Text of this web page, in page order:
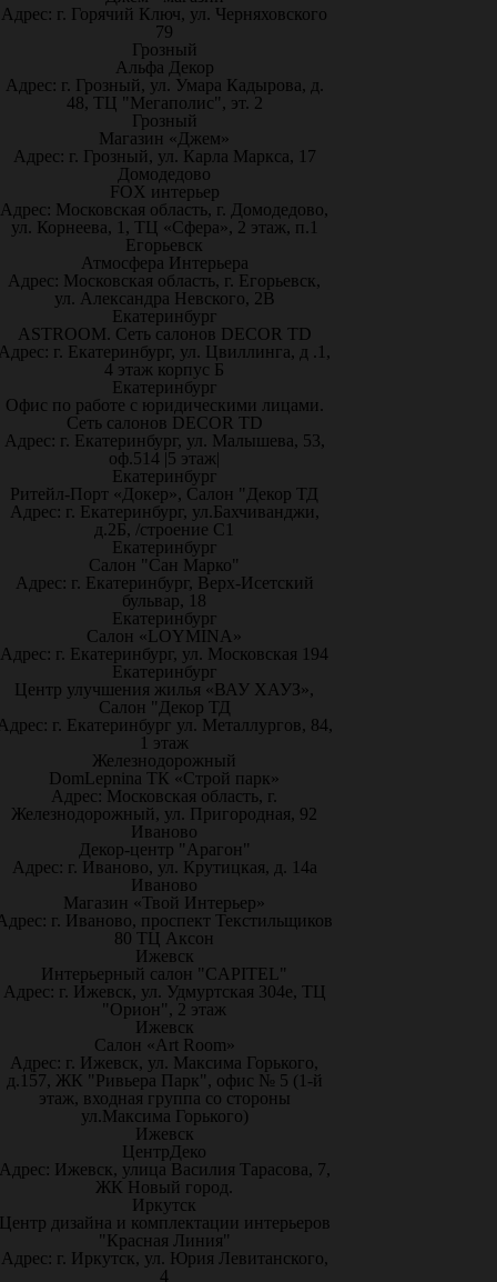
Адрес: г. Горячий Ключ, ул. Черняховского
79
Грозный
Альфа Декор
Адрес: г. Грозный, ул. Умара Кадырова, д.
48, ТЦ "Мегаполис", эт. 2
Грозный
Магазин «Джем»
Адрес: г. Грозный, ул. Карла Маркса, 17
Домодедово
FOX интерьер
Адрес: Московская область, г. Домодедово,
ул. Корнеева, 1, ТЦ «Сфера», 2 этаж, п.1
Егорьевск
Атмосфера Интерьера
Адрес: Московская область, г. Егорьевск,
ул. Александра Невского, 2В
Екатеринбург
ASTROOM. Сеть салонов DECOR TD
г. Екатеринбург, ул. Цвиллинга, д .1,
4 этаж корпус Б
Екатеринбург
Офис по работе с юридическими лицами.
Сеть салонов DECOR TD
Адрес: г. Екатеринбург, ул. Малышева, 53,
оф.514 |5 этаж|
Екатеринбург
Ритейл-Порт «Докер», Салон "Декор ТД
Адрес: г. Екатеринбург, ул.Бахчиванджи,
д.2Б, /строение С1
Екатеринбург
Салон "Сан Марко"
Адрес: г. Екатеринбург, Верх-Исетский
бульвар, 18
Екатеринбург
Салон «LOYMINA»
Адрес: г. Екатеринбург, ул. Московская 194
Екатеринбург
Центр улучшения жилья «ВАУ ХАУЗ»,
Салон "Декор ТД
г. Екатеринбург ул. Металлургов, 84,
1 этаж
Железнодорожный
DomLepnina ТК «Строй парк»
Адрес: Московская область, г.
Железнодорожный, ул. Пригородная, 92
Иваново
Декор-центр "Арагон"
Адрес: г. Иваново, ул. Крутицкая, д. 14а
Иваново
Магазин «Твой Интерьер»
г. Иваново, проспект Текстильщиков
80 ТЦ Аксон
Ижевск
Интерьерный салон "CAPITEL"
Адрес: г. Ижевск, ул. Удмуртская 304е, ТЦ
"Орион", 2 этаж
Ижевск
Салон «Art Room»
Адрес: г. Ижевск, ул. Максима Горького,
д.157, ЖК "Ривьера Парк", офис № 5 (1-й
этаж, входная группа со стороны
ул.Максима Горького)
Ижевск
ЦентрДеко
Ижевск, улица Василия Тарасова, 7,
ЖК Новый город.
Иркутск
дизайна и комплектации интерьеров
"Красная Линия"
Адрес: г. Иркутск, ул. Юрия Левитанского,
4